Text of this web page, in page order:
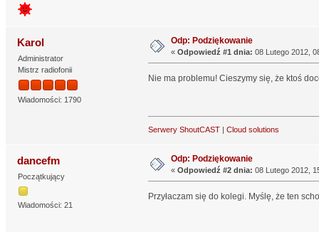
Karol
Administrator
Mistrz radiofonii
Wiadomości: 1790
Odp: Podziękowanie
« Odpowiedź #1 dnia: 08 Lutego 2012,
Nie ma problemu! Cieszymy się, że ktoś
Serwery ShoutCAST| Cloud solutions
dancefm
Początkujący
Wiadomości: 21
Odp: Podziękowanie
« Odpowiedź #2 dnia: 08 Lutego 2012,
Przyłaczam się do kolegi. Myślę, że ten